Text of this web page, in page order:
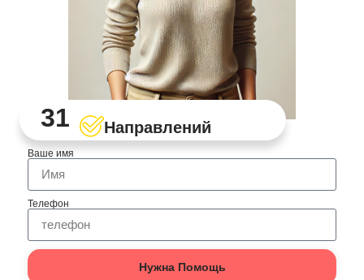
31 Направлений
Ваше имя
Телефон
Нужна Помощь